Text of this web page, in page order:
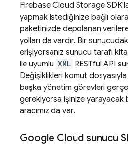
Firebase Cloud Storage
yapmak istediğinize bağlı
paketinizde depolanan
yolları da vardır. Bir
erişiyorsanız sunucu tarafı
ile uyumlu XML RESTful API
Değişiklikleri komut
başka yönetim görevleri
gerekiyorsa işinize yarayacak
aracımız da var.
Google Cloud sunucu